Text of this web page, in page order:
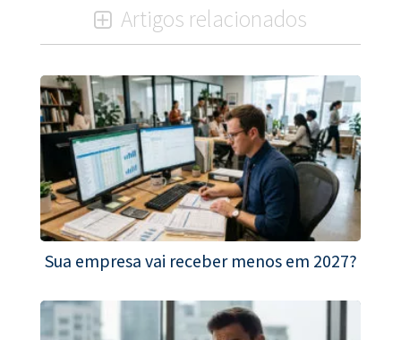
Artigos relacionados
Sua empresa vai receber menos em 2027?